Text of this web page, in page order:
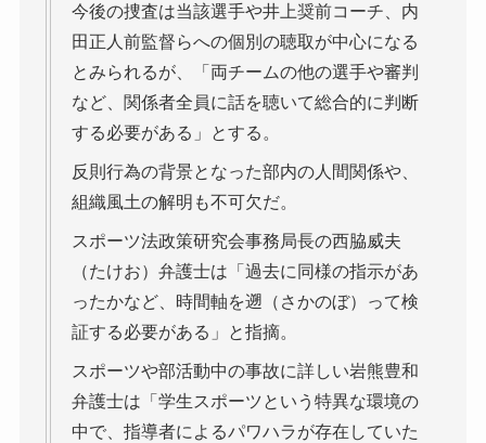
今後の捜査は当該選手や井上奨前コーチ、内
田正人前監督らへの個別の聴取が中心になる
とみられるが、「両チームの他の選手や審判
など、関係者全員に話を聴いて総合的に判断
する必要がある」とする。
反則行為の背景となった部内の人間関係や、
組織風土の解明も不可欠だ。
スポーツ法政策研究会事務局長の西脇威夫
（たけお）弁護士は「過去に同様の指示があ
ったかなど、時間軸を遡（さかのぼ）って検
証する必要がある」と指摘。
スポーツや部活動中の事故に詳しい岩熊豊和
弁護士は「学生スポーツという特異な環境の
中で、指導者によるパワハラが存在していた